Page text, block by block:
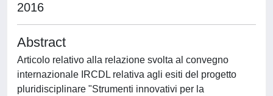
2016
Abstract
Articolo relativo alla relazione svolta al convegno
internazionale IRCDL relativa agli esiti del progetto
pluridisciplinare "Strumenti innovativi per la